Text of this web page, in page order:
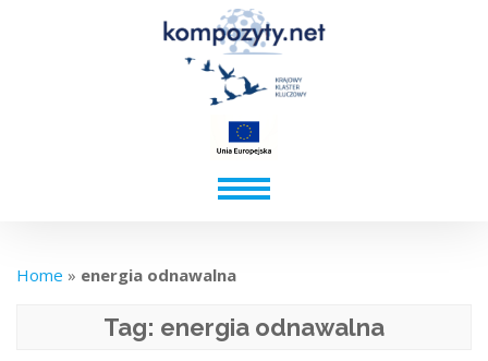
Home » energia odnawalna
Tag: energia odnawalna